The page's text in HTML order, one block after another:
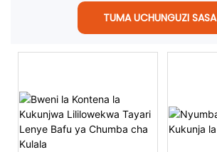
TUMA UCHUNGUZI SASA